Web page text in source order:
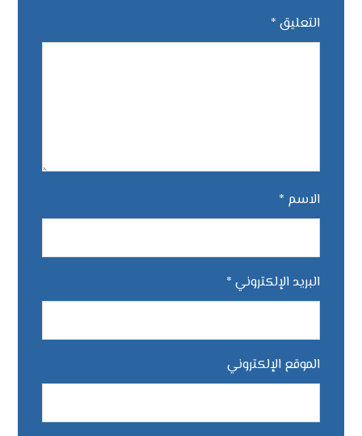
التعليق *
الاسم *
البريد الإلكتروني *
الموقع الإلكتروني